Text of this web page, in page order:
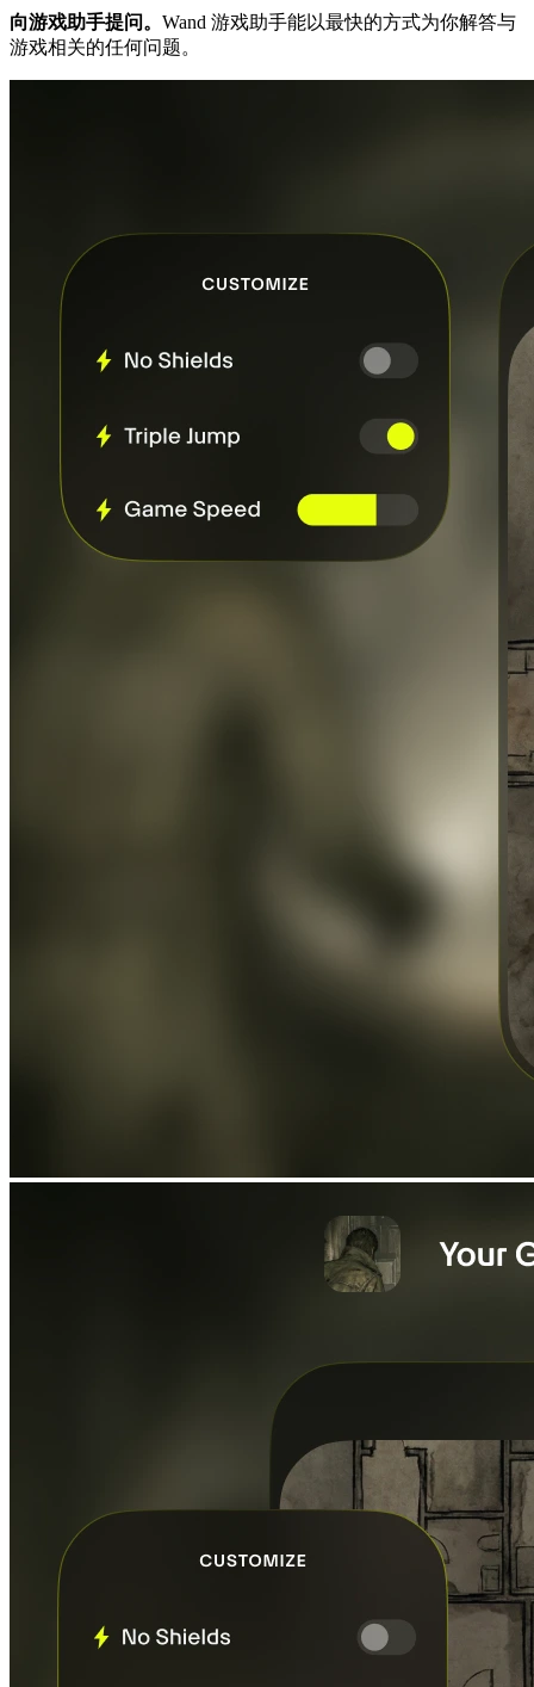
向游戏助手提问。 Wand 游戏助手能以最快的方式为你解答与
游戏相关的任何问题。